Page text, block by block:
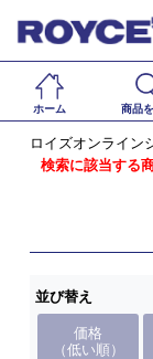
ホーム 商品
ロイズオンライン
検索に該当する
並び替え
価格
（低い順）